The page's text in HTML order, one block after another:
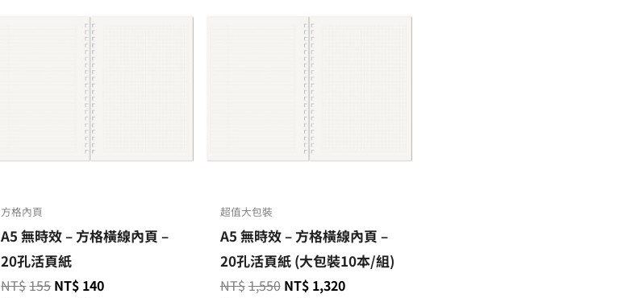
方格內頁
A5 無時效 – 方格橫線內頁 –
20孔活頁紙
NT$155NT$ 140
超值大包裝
A5 無時效 – 方格橫線內頁 –
20孔活頁紙 (大包裝10本/組)
NT$1,550 NT$ 1,320